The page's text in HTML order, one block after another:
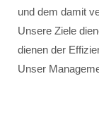
und dem damit
Unsere Ziele
dienen der
Unser